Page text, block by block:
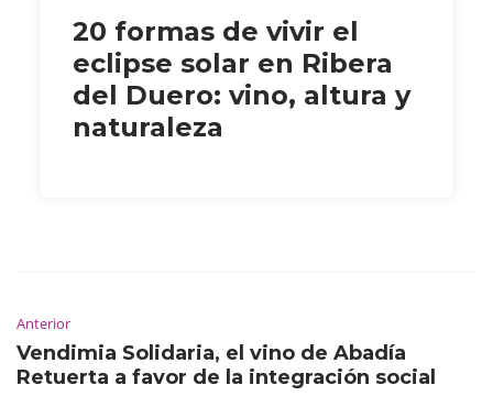
20 formas de vivir el
eclipse solar en Ribera
del Duero: vino, altura y
naturaleza
Anterior
Vendimia Solidaria, el vino de Abadía
Retuerta a favor de la integración social